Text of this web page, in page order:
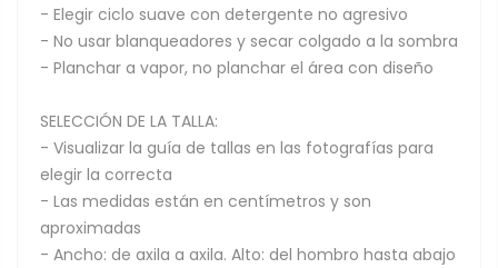
- Elegir ciclo suave con detergente no agresivo
- No usar blanqueadores y secar colgado a la sombra
- Planchar a vapor, no planchar el área con diseño
SELECCIÓN DE LA TALLA:
- Visualizar la guía de tallas en las fotografías para
elegir la correcta
- Las medidas están en centímetros y son
aproximadas
- Ancho: de axila a axila. Alto: del hombro hasta abajo